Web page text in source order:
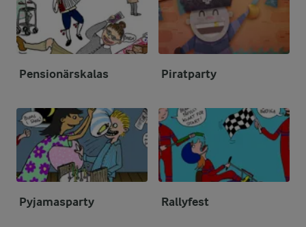
Pensionärskalas Piratparty
Pyjamasparty Rallyfest